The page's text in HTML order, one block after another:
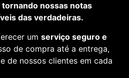
tornando nossas notas
das verdadeiras.
um serviço seguro e
de compra até a entrega,
de nossos clientes em cada